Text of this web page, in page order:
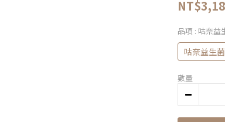
品項 : 咕奈益
咕奈益生
數量